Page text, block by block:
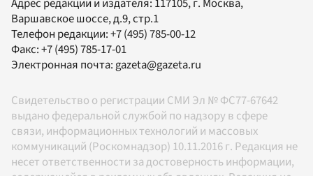
Варшавское шоссе, д.9, стр.1
Телефон редакции:+7 (495) 785-00-12
Факс:+7 (495) 785-17-01
Электронная почта: gazeta@gazeta.ru
Свидетельство о регистрации СМИ Эл № ФС77-67642
выдано федеральной службой по надзору в сфере
связи, информационных технологий и массовых
коммуникаций (Роскомнадзор) 10.11.2016 г. Редакция не
несет ответственности за достоверность информации,